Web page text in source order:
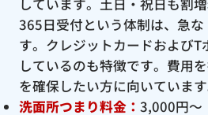
しています。土日・祝日も割
365日受付という体制は、急
す。クレジットカードおよび
しているのも特徴です。費用
を確保したい方に向いています
洗面所つまり料金： 3,000円〜